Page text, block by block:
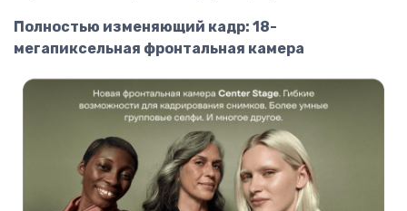
Полностью изменяющий кадр: 18-
мегапиксельная фронтальная камера